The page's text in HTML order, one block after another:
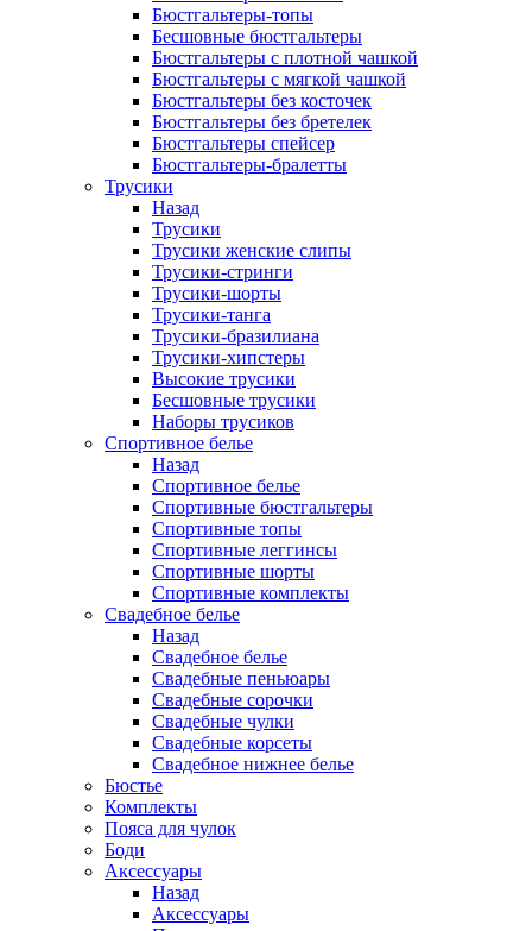
Бюстгальтеры-топы
Бесшовные бюстгальтеры
Бюстгальтеры с плотной чашкой
Бюстгальтеры с мягкой чашкой
Бюстгальтеры без косточек
Бюстгальтеры без бретелек
Бюстгальтеры спейсер
Бюстгальтеры-бралетты
Трусики
Назад
Трусики
Трусики женские слипы
Трусики-стринги
Трусики-шорты
Трусики-танга
Трусики-бразилиана
Трусики-хипстеры
Высокие трусики
Бесшовные трусики
Наборы трусиков
Спортивное белье
Назад
Спортивное белье
Спортивные бюстгальтеры
Спортивные топы
Спортивные леггинсы
Спортивные шорты
Спортивные комплекты
Свадебное белье
Назад
Свадебное белье
Свадебные пеньюары
Свадебные сорочки
Свадебные чулки
Свадебные корсеты
Свадебное нижнее белье
Бюстье
Комплекты
Пояса для чулок
Боди
Аксессуары
Назад
Аксессуары